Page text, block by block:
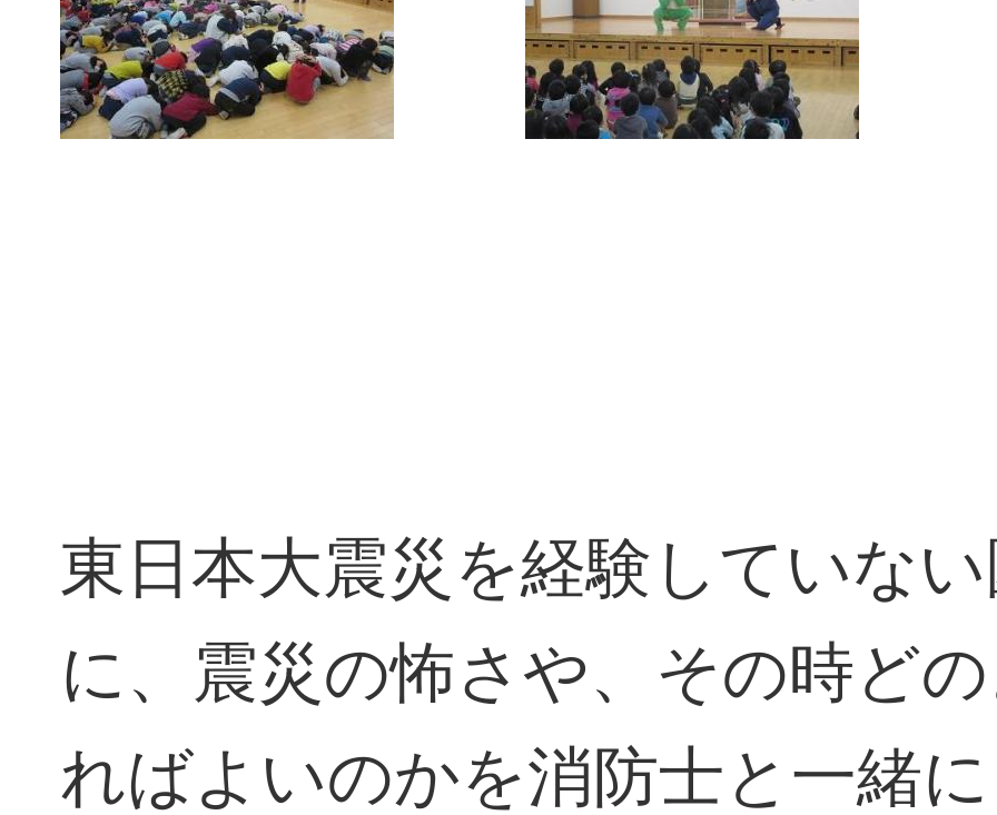
東日本大震災を経験していな
に、震災の怖さや、その時ど
ればよいのかを消防士と一緒に